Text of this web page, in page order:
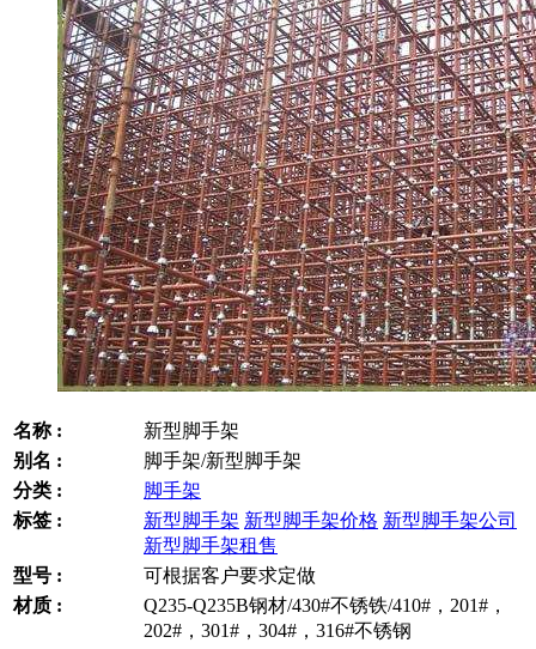
名称 :
新型脚手架
别名 :
脚手架/新型脚手架
分类 :
脚手架
标签 :
新型脚手架 新型脚手架价格 新型脚手架公司
新型脚手架租售
型号 :
可根据客户要求定做
材质 :
Q235-Q235B钢材/430#不锈铁/410#，201#，
202#，301#，304#，316#不锈钢